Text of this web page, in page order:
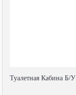
Туалетная Кабина Б/У